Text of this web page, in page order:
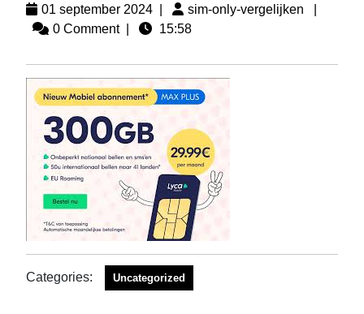
01 september 2024 sim-only-vergelijken
0 Comment
15:58
Categories: Uncategorized